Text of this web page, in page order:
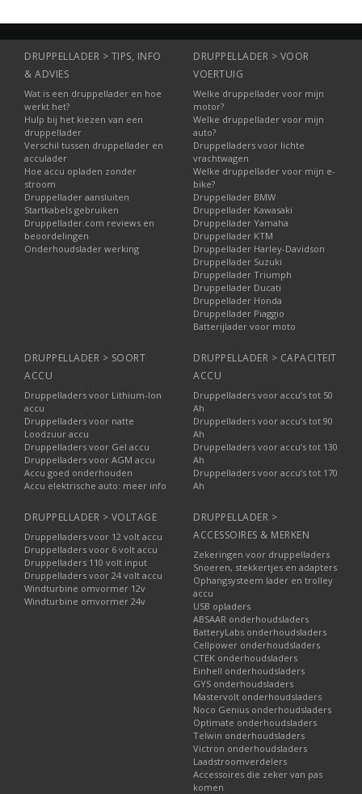
DRUPPELLADER > TIPS, INFO
& ADVIES
Wat is een druppellader en hoe
werkt het?
Hulp bij het kiezen van een
druppellader
Verschil tussen druppellader en
acculader
Hoe accu opladen zonder
stroom
Druppellader aansluiten
Startkabels gebruiken
Druppellader.com reviews en
beoordelingen
Onderhoudslader werking
DRUPPELLADER > VOOR
VOERTUIG
Welke druppellader voor mijn
motor?
Welke druppellader voor mijn
auto?
Druppelladers voor lichte
vrachtwagen
Welke druppellader voor mijn e-
bike?
Druppellader BMW
Druppellader Kawasaki
Druppellader Yamaha
Druppellader KTM
Druppellader Harley-Davidson
Druppellader Suzuki
Druppellader Triumph
Druppellader Ducati
Druppellader Honda
Druppellader Piaggio
Batterijlader voor moto
DRUPPELLADER > SOORT
ACCU
Druppelladers voor Lithium-Ion
accu
Druppelladers voor natte
Loodzuur accu
Druppelladers voor Gel accu
Druppelladers voor AGM accu
Accu goed onderhouden
Accu elektrische auto: meer info
DRUPPELLADER > CAPACITEIT
ACCU
Druppelladers voor accu’s tot 50
Ah
Druppelladers voor accu’s tot 90
Ah
Druppelladers voor accu’s tot 130
Ah
Druppelladers voor accu’s tot 170
Ah
DRUPPELLADER > VOLTAGE
Druppelladers voor 12 volt accu
Druppelladers voor 6 volt accu
Druppelladers 110 volt input
Druppelladers voor 24 volt accu
Windturbine omvormer 12v
Windturbine omvormer 24v
DRUPPELLADER >
ACCESSOIRES & MERKEN
Zekeringen voor druppelladers
Snoeren, stekkertjes en adapters
Ophangsysteem lader en trolley
accu
USB opladers
ABSAAR onderhoudsladers
BatteryLabs onderhoudsladers
Cellpower onderhoudsladers
CTEK onderhoudsladers
Einhell onderhoudsladers
GYS onderhoudsladers
Mastervolt onderhoudsladers
Noco Genius onderhoudsladers
Optimate onderhoudsladers
Telwin onderhoudsladers
Victron onderhoudsladers
Laadstroomverdelers
Accessoires die zeker van pas
komen